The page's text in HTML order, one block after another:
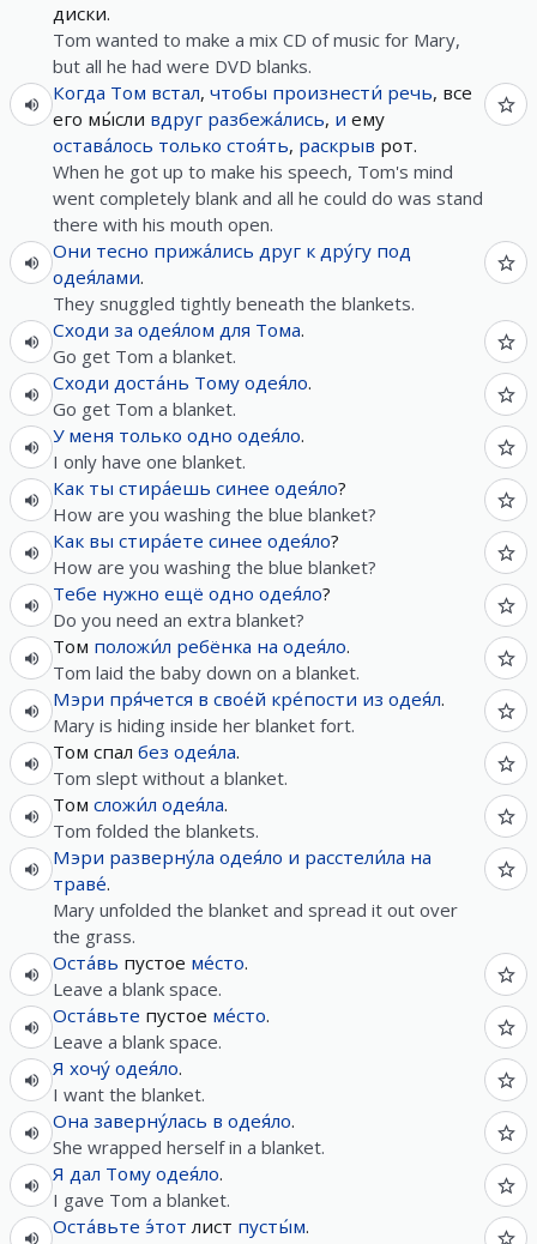
диски.
Tom wanted to make a mix CD of music for Mary,
but all he had were DVD blanks.
Когда Том встал, чтобы произнести́ речь, все
его мы́сли вдруг разбежа́лись, и ему
остава́лось только стоя́ть, раскрыв рот.
When he got up to make his speech, Tom's mind
went completely blank and all he could do was stand
there with his mouth open.
Они тесно прижа́лись друг к дру́гу под
одея́лами.
They snuggled tightly beneath the blankets.
Сходи за одея́лом для Тома.
Go get Tom a blanket.
Сходи доста́нь Тому одея́ло.
Go get Tom a blanket.
У меня только одно одея́ло.
I only have one blanket.
Как ты стира́ешь синее одея́ло?
How are you washing the blue blanket?
Как вы стира́ете синее одея́ло?
How are you washing the blue blanket?
Тебе нужно ещё одно одея́ло?
Do you need an extra blanket?
Том положи́л ребёнка на одея́ло.
Tom laid the baby down on a blanket.
Мэри пря́чется в свое́й кре́пости из одея́л.
Mary is hiding inside her blanket fort.
Том спал без одея́ла.
Tom slept without a blanket.
Том сложи́л одея́ла.
Tom folded the blankets.
Мэри разверну́ла одея́ло и расстели́ла на
траве́.
Mary unfolded the blanket and spread it out over
the grass.
Оста́вь пустое ме́сто.
Leave a blank space.
Оста́вьте пустое ме́сто.
Leave a blank space.
Я хочу́ одея́ло.
I want the blanket.
Она заверну́лась в одея́ло.
She wrapped herself in a blanket.
Я дал Тому одея́ло.
I gave Tom a blanket.
Оста́вьте э́тот лист пусты́м.